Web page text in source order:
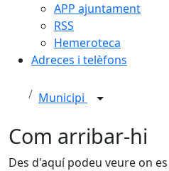
APP ajuntament
RSS
Hemeroteca
Adreces i telèfons
Municipi
Com arribar-hi
Des d'aquí podeu veure on